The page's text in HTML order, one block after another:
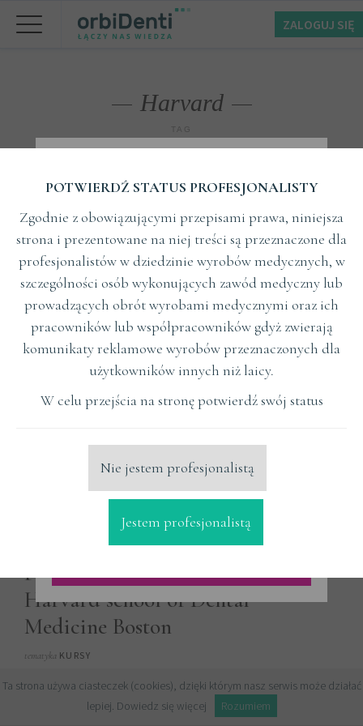
ZALOGUJ SIĘ
Harvard
TAG
Mastering Regeneration in
Periodontics and Implantology -
Harvard school of Dental
Medicine Boston
tematyka KURSY
Czytaj Więcej
POTWIERDŹ STATUS PROFESJONALISTY
Zgodnie z obowiązującymi przepisami prawa, niniejsza
strona i prezentowane na niej treści są przeznaczone dla
profesjonalistów w dziedzinie wyrobów medycznych, w
szczególności osób wykonujących zawód medyczny lub
prowadzących obrót wyrobami medycznymi oraz ich
pracowników lub współpracowników gdyż zwierają
komunikaty reklamowe wyrobów przeznaczonych dla
użytkowników innych niż laicy.
W celu przejścia na stronę potwierdź swój status
Nie jestem profesjonalistą
Jestem profesjonalistą
Ta strona używa ciasteczek (cookies), dzięki którym nasz serwis może działać
lepiej. Dowiedz się więcej Rozumiem